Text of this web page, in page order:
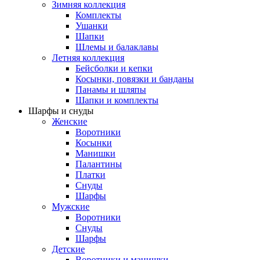
Зимняя коллекция
Комплекты
Ушанки
Шапки
Шлемы и балаклавы
Летняя коллекция
Бейсболки и кепки
Косынки, повязки и банданы
Панамы и шляпы
Шапки и комплекты
Шарфы и снуды
Женские
Воротники
Косынки
Манишки
Палантины
Платки
Снуды
Шарфы
Мужские
Воротники
Снуды
Шарфы
Детские